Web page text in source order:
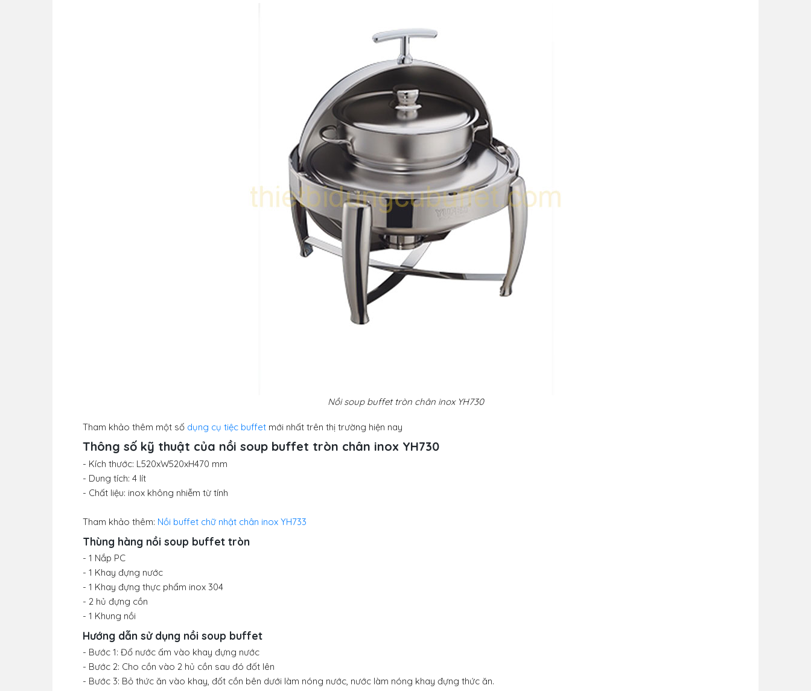
Nồi soup buffet tròn chân inox YH730
Tham khảo thêm một số dụng cụ tiệc buffet mới nhất trên thị trường hiện nay
Thông số kỹ thuật của nồi soup buffet tròn chân inox YH730
- Kích thước: L520xW520xH470 mm
- Dung tích: 4 lít
- Chất liệu: inox không nhiễm từ tính
Tham khảo thêm: Nồi buffet chữ nhật chân inox YH733
Thùng hàng nồi soup buffet tròn
- 1 Nắp PC
- 1 Khay đựng nước
- 1 Khay đựng thực phẩm inox 304
- 2 hủ đựng cồn
- 1 Khung nồi
Hướng dẫn sử dụng nồi soup buffet
- Bước 1: Đổ nước ấm vào khay đựng nước
- Bước 2: Cho cồn vào 2 hủ cồn sau đó đốt lên
- Bước 3: Bỏ thức ăn vào khay, đốt cồn bên dưới làm nóng nước, nước làm nóng khay đựng thức ăn.